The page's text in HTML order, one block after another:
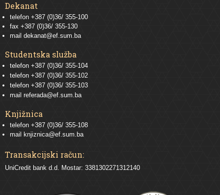
Dekanat
telefon +387 (0)36/ 355-100
fax +387 (0)36/ 355-130
mail dekanat@ef.sum.ba
Studentska služba
telefon +387 (0)36/ 355-104
telefon +387 (0)36/ 355-102
telefon +387 (0)36/ 355-103
mail referada@ef.sum.ba
Knjižnica
telefon +387 (0)36/ 355-108
mail
knjiznica@ef.sum.ba
Transakcijski račun:
UniCredit bank d.d. Mostar: 3381302271312140